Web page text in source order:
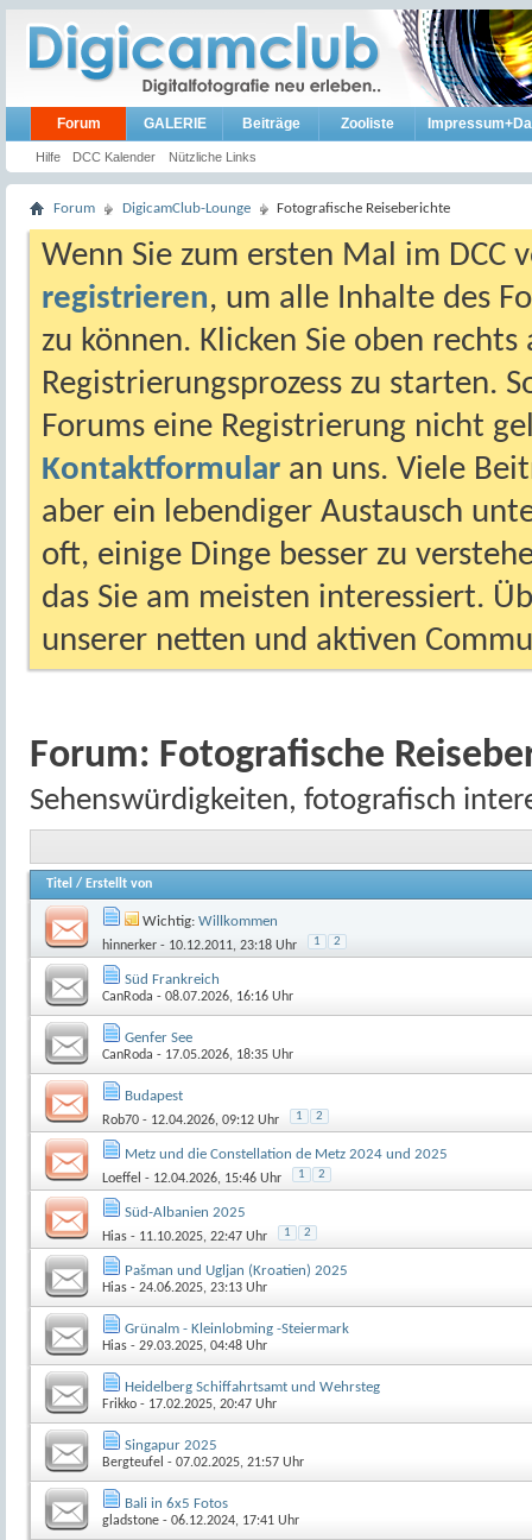
Forum
Hilfe DCC Kalender Nützliche Links
GALERIE Beiträge Zooliste
Forum DigicamClub-Lounge Fotografische Reiseberichte
Wenn Sie zum ersten Mal im DCC
registrieren, um alle Inhalte des
zu können. Klicken Sie oben
Registrierungsprozess zu starten.
Forums eine Registrierung nicht
Kontaktformular an uns. Viele
aber ein lebendiger Austausch
oft, einige Dinge besser zu
das Sie am meisten interessiert.
unserer netten und aktiven
Forum: Fotografische
Sehenswürdigkeiten, fotografisch
Titel / Erstellt von
Wichtig: Willkommen
hinnerker - 10.12.2011, 23:18 Uhr 1 2
Süd Frankreich
CanRoda - 08.07.2026, 16:16 Uhr
Genfer See
CanRoda - 17.05.2026, 18:35 Uhr
Budapest
Rob70 - 12.04.2026, 09:12 Uhr 1 2
Metz und die Constellation de Metz 2024 und 2025
Loeffel - 12.04.2026, 15:46 Uhr 1 2
Süd-Albanien 2025
Hias - 11.10.2025, 22:47 Uhr 1 2
Pašman und Ugljan (Kroatien) 2025
Hias - 24.06.2025, 23:13 Uhr
Grünalm - Kleinlobming -Steiermark
Hias - 29.03.2025, 04:48 Uhr
Heidelberg Schiffahrtsamt und Wehrsteg
Frikko - 17.02.2025, 20:47 Uhr
Singapur 2025
Bergteufel - 07.02.2025, 21:57 Uhr
Bali in 6x5 Fotos
gladstone - 06.12.2024, 17:41 Uhr